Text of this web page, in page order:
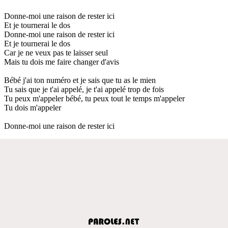
Donne-moi une raison de rester ici
Et je tournerai le dos
Donne-moi une raison de rester ici
Et je tournerai le dos
Car je ne veux pas te laisser seul
Mais tu dois me faire changer d'avis
Bébé j'ai ton numéro et je sais que tu as le mien
Tu sais que je t'ai appelé, je t'ai appelé trop de fois
Tu peux m'appeler bébé, tu peux tout le temps m'appeler
Tu dois m'appeler
Donne-moi une raison de rester ici